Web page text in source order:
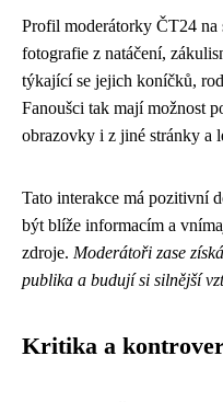
Profil moderátorky ČT24
fotografie z natáčení,
týkající se jejich koníčků,
Fanoušci tak mají možnost
obrazovky i z jiné stránky a
Tato interakce má pozitivní
být blíže informacím a
zdroje. Moderátoři zase
publika a budují si silnější
Kritika a